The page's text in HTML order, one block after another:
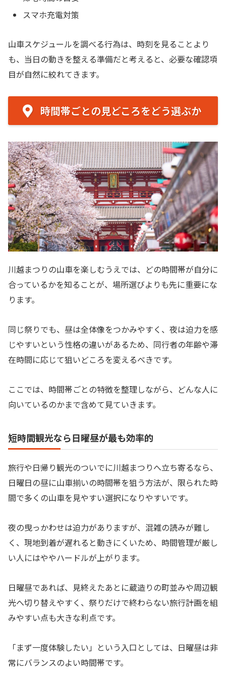
スマホ充電対策
山車スケジュールを調べる行為は、時刻を見ることより
も、当日の動きを整える準備だと考えると、必要な確認項
目が自然に絞れてきます。
時間帯ごとの見どころをどう選ぶか
川越まつりの山車を楽しむうえでは、どの時間帯が自分に
合っているかを知ることが、場所選びよりも先に重要にな
ります。
同じ祭りでも、昼は全体像をつかみやすく、夜は迫力を感
じやすいという性格の違いがあるため、同行者の年齢や滞
在時間に応じて狙いどころを変えるべきです。
ここでは、時間帯ごとの特徴を整理しながら、どんな人に
向いているのかまで含めて見ていきます。
短時間観光なら日曜昼が最も効率的
旅行や日帰り観光のついでに川越まつりへ立ち寄るなら、
日曜日の昼に山車揃いの時間帯を狙う方法が、限られた時
間で多くの山車を見やすい選択になりやすいです。
夜の曳っかわせは迫力がありますが、混雑の読みが難し
く、現地到着が遅れると動きにくいため、時間管理が厳し
い人にはややハードルが上がります。
日曜昼であれば、見終えたあとに蔵造りの町並みや周辺観
光へ切り替えやすく、祭りだけで終わらない旅行計画を組
みやすい点も大きな利点です。
「まず一度体験したい」という入口としては、日曜昼は非
常にバランスのよい時間帯です。